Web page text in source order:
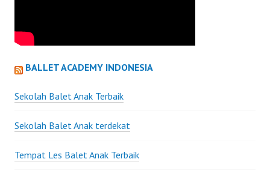
BALLET ACADEMY INDONESIA
Sekolah Balet Anak Terbaik
Sekolah Balet Anak terdekat
Tempat Les Balet Anak Terbaik